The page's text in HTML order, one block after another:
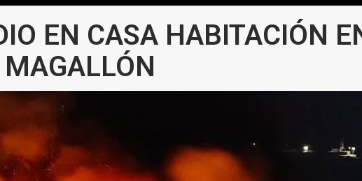
EN CASA HABITACIÓN
MAGALLÓN